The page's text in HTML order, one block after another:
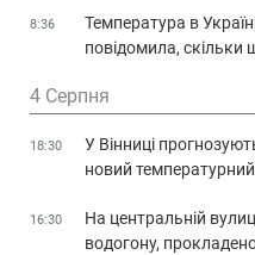
8:36
Температура в
повідомила,
4 Серпня
18:30
У Вінниці
новий
16:30
На центральній
водогону,